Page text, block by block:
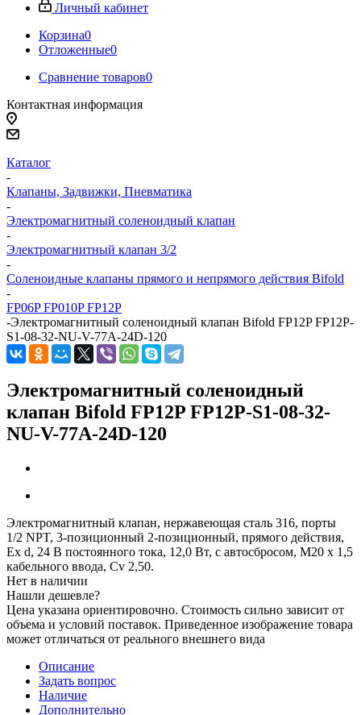
Личный кабинет
Корзина0
Отложенные0
Сравнение товаров0
Контактная информация
Каталог
-
Клапаны, Задвижки, Пневматика
-
Электромагнитный соленоидный клапан
-
Электромагнитный клапан 3/2
-
Соленоидные клапаны прямого и непрямого действия Bifold
-
FP06P FP010P FP12P
-Электромагнитный соленоидный клапан Bifold FP12P FP12P-
S1-08-32-NU-V-77A-24D-120
Электромагнитный соленоидный
клапан Bifold FP12P FP12P-S1-08-32-
NU-V-77A-24D-120
Электромагнитный клапан, нержавеющая сталь 316, порты
1/2 NPT, 3-позиционный 2-позиционный, прямого действия,
Ex d, 24 В постоянного тока, 12,0 Вт, с автосбросом, M20 x 1,5
кабельного ввода, Cv 2,50.
Нет в наличии
Нашли дешевле?
Цена указана ориентировочно. Стоимость сильно зависит от
объема и условий поставок. Приведенное изображение товара
может отличаться от реального внешнего вида
Описание
Задать вопрос
Наличие
Дополнительно